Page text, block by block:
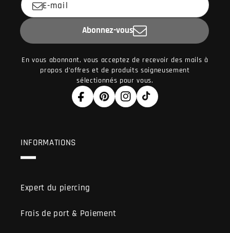
E-mail
Abonnez-vous
En vous abonnant, vous acceptez de recevoir des mails à
propos d'offres et de produits soigneusement
sélectionnés pour vous.
FacebookPinterestInstagram
TikTok
INFORMATIONS
Expert du piercing
Frais de port & Paiement